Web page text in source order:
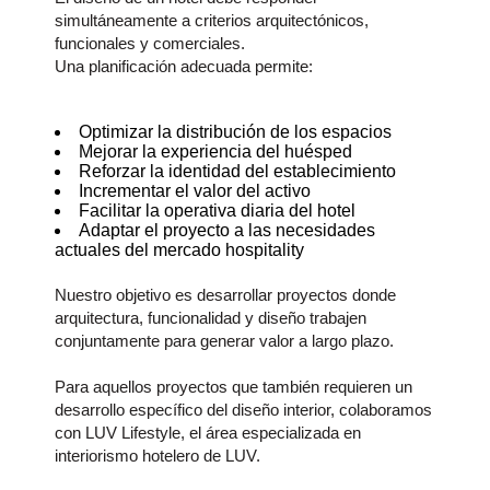
simultáneamente a criterios arquitectónicos,
funcionales y comerciales.
Una planificación adecuada permite:
Optimizar la distribución de los espacios
Mejorar la experiencia del huésped
Reforzar la identidad del establecimiento
Incrementar el valor del activo
Facilitar la operativa diaria del hotel
Adaptar el proyecto a las necesidades
actuales del mercado hospitality
Nuestro objetivo es desarrollar proyectos donde
arquitectura, funcionalidad y diseño trabajen
conjuntamente para generar valor a largo plazo.
Para aquellos proyectos que también requieren un
desarrollo específico del diseño interior, colaboramos
con LUV Lifestyle, el área especializada en
interiorismo hotelero de LUV.